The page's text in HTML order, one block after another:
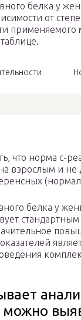
белка у
от
применяемого
что норма с-
взрослым и
белка у
можно